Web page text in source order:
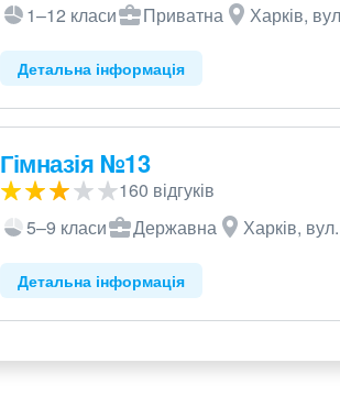
1–12 класи
Приватна Харків,
Детальна інформація
Гімназія №13
160 відгуків
5–9 класи
Державна Харків,
Детальна інформація